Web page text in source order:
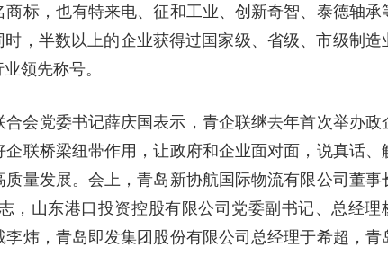
标，也有特来电、征和工业、创新奇智、泰德轴承
，半数以上的企业获得过国家级、省级、市级制造
领先称号。
会党委书记薛庆国表示，青企联继去年首次举办政
联桥梁纽带作用，让政府和企业面对面，说真话、
量发展。会上，青岛新协航国际物流有限公司董事
，山东港口投资控股有限公司党委副书记、总经理
炜，青岛即发集团股份有限公司总经理于希超，青